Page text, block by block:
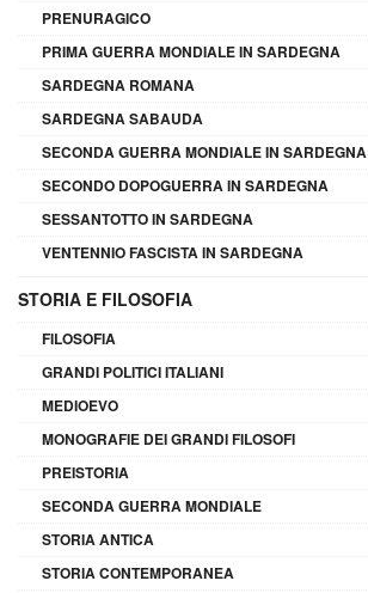
PRENURAGICO
PRIMA GUERRA MONDIALE IN SARDEGNA
SARDEGNA ROMANA
SARDEGNA SABAUDA
SECONDA GUERRA MONDIALE IN SARDEGNA
SECONDO DOPOGUERRA IN SARDEGNA
SESSANTOTTO IN SARDEGNA
VENTENNIO FASCISTA IN SARDEGNA
STORIA E FILOSOFIA
FILOSOFIA
GRANDI POLITICI ITALIANI
MEDIOEVO
MONOGRAFIE DEI GRANDI FILOSOFI
PREISTORIA
SECONDA GUERRA MONDIALE
STORIA ANTICA
STORIA CONTEMPORANEA